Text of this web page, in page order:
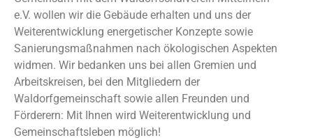
e.V. wollen wir die Gebäude erhalten und uns der
Weiterentwicklung energetischer Konzepte sowie
Sanierungsmaßnahmen nach ökologischen Aspekten
widmen. Wir bedanken uns bei allen Gremien und
Arbeitskreisen, bei den Mitgliedern der
Waldorfgemeinschaft sowie allen Freunden und
Förderern: Mit Ihnen wird Weiterentwicklung und
Gemeinschaftsleben möglich!